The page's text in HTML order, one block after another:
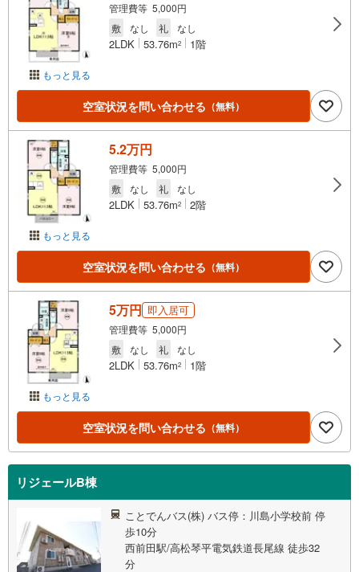
もっと見る
管理費等 5,000円
敷
なし 礼 なし
2LDK 53.76m2 1階
空室状況を問い合わせる （無料）
もっと見る
5.2万円
管理費等 5,000円
敷
なし 礼 なし
2LDK 53.76m2 2階
空室状況を問い合わせる （無料）
もっと見る
5万円 即入居可
管理費等 5,000円
敷
なし 礼 なし
2LDK 53.76m2 1階
空室状況を問い合わせる （無料）
リジェールB棟
ことでんバス(株) バス停：川島小学校前 停
歩10分
西前田駅/高松琴平電気鉄道長尾線 徒歩32
分